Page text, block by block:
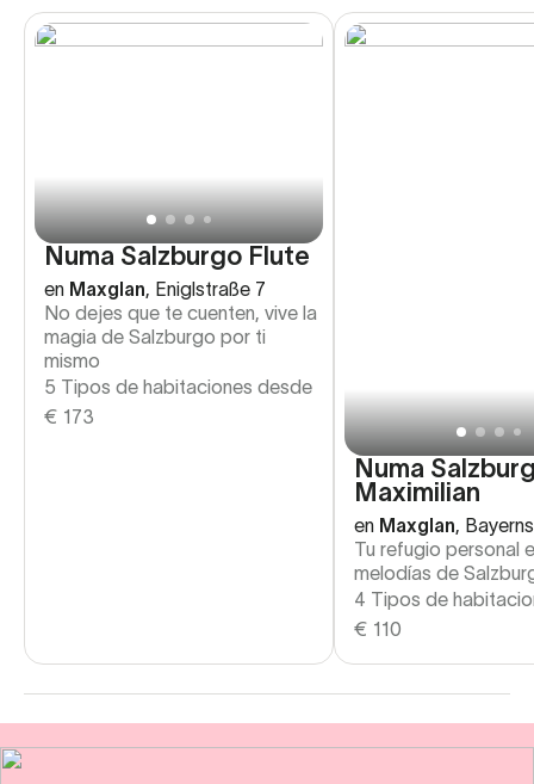
Numa Salzburgo Flute
en Maxglan, Eniglstraße 7
No dejes que te cuenten, vive la
magia de Salzburgo por ti
mismo
5 Tipos de habitaciones desde
€ 173
Numa
Maximilian
en Maxglan,
Tu refugio personal
melodías de
4 Tipos de
€ 110